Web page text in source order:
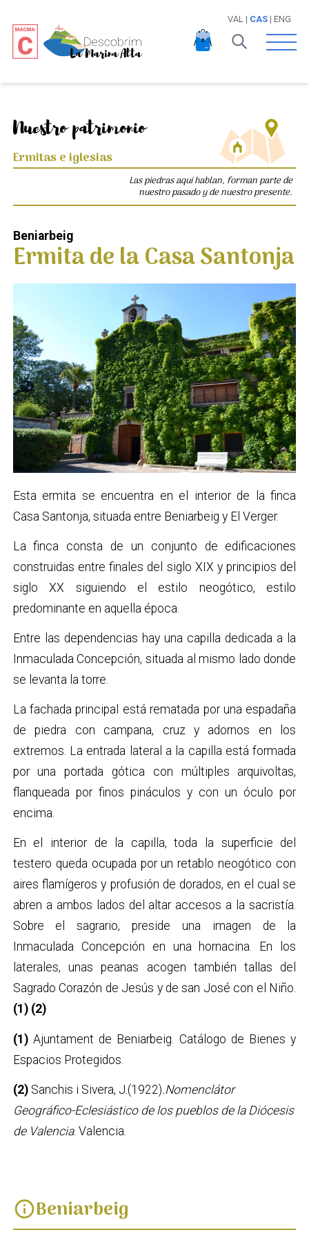
VAL | CAS| ENG
Open
Nuestro patrimonio
Ermitas e iglesias
Las piedras aquí hablan, forman parte de
nuestro pasado y de nuestro presente.
Beniarbeig
Ermita de la Casa Santonja
Esta ermita se encuentra en el interior de la finca
Casa Santonja, situada entre Beniarbeig y El Verger.
La finca consta de un conjunto de edificaciones
construidas entre finales del siglo XIX y principios del
siglo XX siguiendo el estilo neogótico, estilo
predominante en aquella época.
Entre las dependencias hay una capilla dedicada a la
Inmaculada Concepción, situada al mismo lado donde
se levanta la torre.
La fachada principal está rematada por una espadaña
de piedra con campana, cruz y adornos en los
extremos. La entrada lateral a la capilla está formada
por una portada gótica con múltiples arquivoltas,
flanqueada por finos pináculos y con un óculo por
encima.
En el interior de la capilla, toda la superficie del
testero queda ocupada por un retablo neogótico con
aires flamígeros y profusión de dorados, en el cual se
abren a ambos lados del altar accesos a la sacristía.
Sobre el sagrario, preside una imagen de la
Inmaculada Concepción en una hornacina. En los
laterales, unas peanas acogen también tallas del
Sagrado Corazón de Jesús y de san José con el Niño.
(1) (2)
(1) Ajuntament de Beniarbeig. Catálogo de Bienes y
Espacios Protegidos.
(2) Sanchis i Sivera, J.(1922).Nomenclátor
Geográfico-Eclesiástico de los pueblos de la Diócesis
de Valencia. Valencia.
infoBeniarbeig